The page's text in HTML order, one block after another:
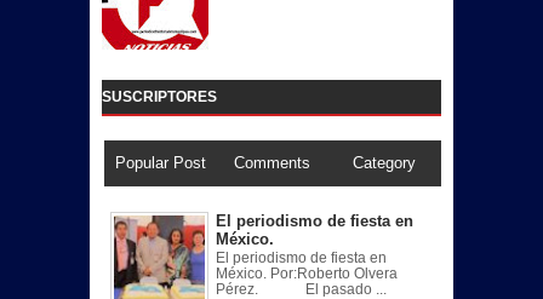
SUSCRIPTORES
Popular Post Comments Category
El periodismo de fiesta en
México.
El periodismo de fiesta en
México. Por:Roberto Olvera
Pérez. El pasado ...